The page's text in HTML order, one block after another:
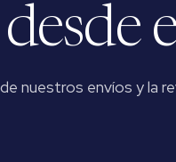
nuestros envíos y la